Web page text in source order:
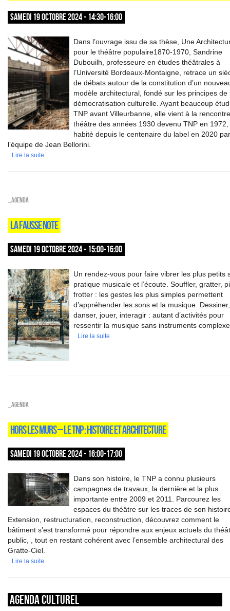
SAMEDI 19 OCTOBRE 2024 - 14:30-16:00
Dans l’ouvrage issu de sa thèse, Une
pour le théâtre populaire1870-1970, Sandrine
Dubouilh, professeure en études théâtrales à
l’Université Bordeaux-Montaigne, retrace un
de débats autour de la constitution d’un
modèle architectural, fondé sur les principes de
démocratisation culturelle. Ayant beaucoup
TNP avant Villeurbanne, elle vient à la rencontre
théâtre des années 1930 devenu TNP en 1972,
habité depuis le centenaire du label en 2020 par
l’équipe de Jean Bellorini.
Lire la suite
_Agenda
LA FAUSSE NOTE
SAMEDI 19 OCTOBRE 2024 - 15:00-16:00
Un rendez-vous pour faire vibrer les plus petits
pratique musicale et l’écoute. Souffler, gratter,
frotter : les gestes les plus simples permettent
d’appréhender les sons et la musique. Dessiner,
danser, jouer, interagir : autant d’activités pour
ressentir la musique sans instruments
Lire la suite
_Agenda
HORS LES MURS – LE TNP : HISTOIRE ET ARCHITECTURE
SAMEDI 19 OCTOBRE 2024 - 16:00-17:00
Dans son histoire, le TNP a connu plusieurs
campagnes de travaux, la dernière et la plus
importante entre 2009 et 2011. Parcourez les
espaces du théâtre sur les traces de son
Extension, restructuration, reconstruction, découvrez comment le
bâtiment s’est transformé pour répondre aux enjeux actuels du
public, , tout en restant cohérent avec l’ensemble architectural des
Gratte-Ciel.
Lire la suite
Agenda culturel